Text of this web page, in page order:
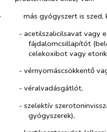
·​
más gyógyszert is szed,
-​ acetilszalicilsavat vagy
fájdalomcsillapítót
celekoxibot vagy
-​ vérnyomáscsökkentő
-​ véralvadásgátlót,
-​ szelektív
gyógyszerek),